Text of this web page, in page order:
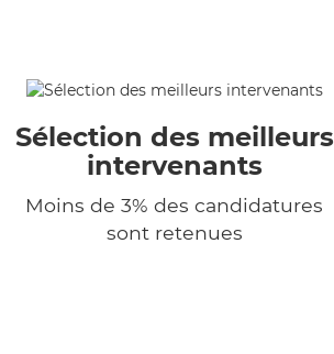
Sélection des meilleurs
intervenants
Moins de 3% des candidatures
sont retenues